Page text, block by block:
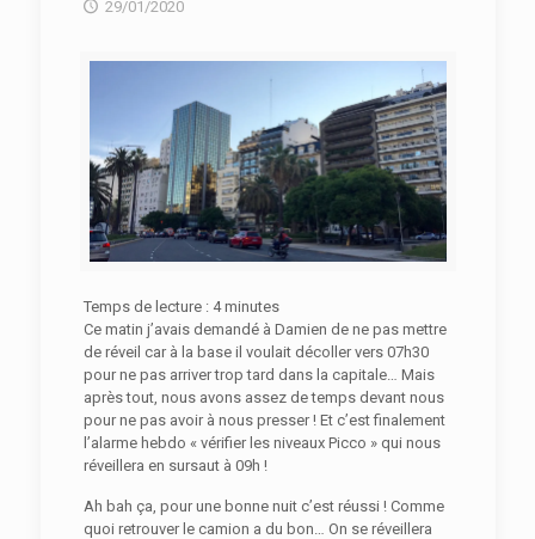
29/01/2020
Temps de lecture : 4 minutes
Ce matin j’avais demandé à Damien de ne pas mettre
de réveil car à la base il voulait décoller vers 07h30
pour ne pas arriver trop tard dans la capitale… Mais
après tout, nous avons assez de temps devant nous
pour ne pas avoir à nous presser ! Et c’est finalement
l’alarme hebdo « vérifier les niveaux Picco » qui nous
réveillera en sursaut à 09h !
Ah bah ça, pour une bonne nuit c’est réussi ! Comme
quoi retrouver le camion a du bon… On se réveillera